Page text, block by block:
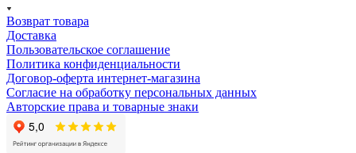
Возврат товара
Доставка
Пользовательское соглашение
Политика конфиденциальности
Договор-оферта интернет-магазина
Согласие на обработку персональных данных
Авторские права и товарные знаки